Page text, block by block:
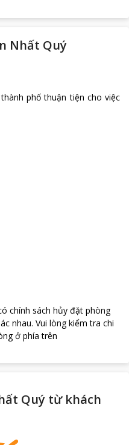
Nhất Quý
phố thuận tiện cho việc
chính sách hủy đặt phòng
nhau. Vui lòng kiểm tra chi
ở phía trên
Quý từ khách